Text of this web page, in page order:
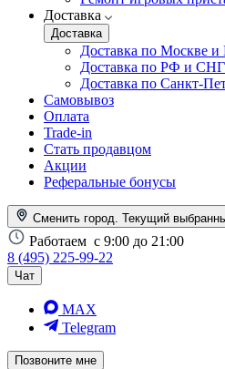
Доставка
Доставка
Доставка по Москве
Доставка по РФ и СНГ
Доставка по Санкт-
Самовывоз
Оплата
Trade-in
Стать продавцом
Акции
Реферальные бонусы
Сменить город. Текущий
Работаем с 9:00 до 21:00
8 (495) 225-99-22
Чат
MAX
Telegram
Позвоните мне